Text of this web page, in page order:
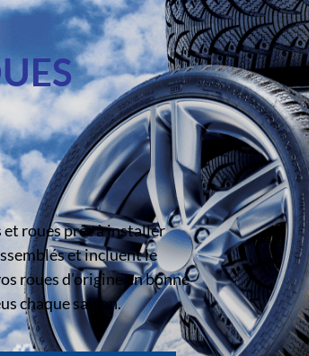
et roues prêt à installer
et incluent le
roues d’origine en bonne
chaque saison.